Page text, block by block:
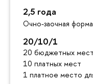
2,5 года
Очно-заочная
20/10/1
20 бюджетных мест
10 платных мест
1 платное место